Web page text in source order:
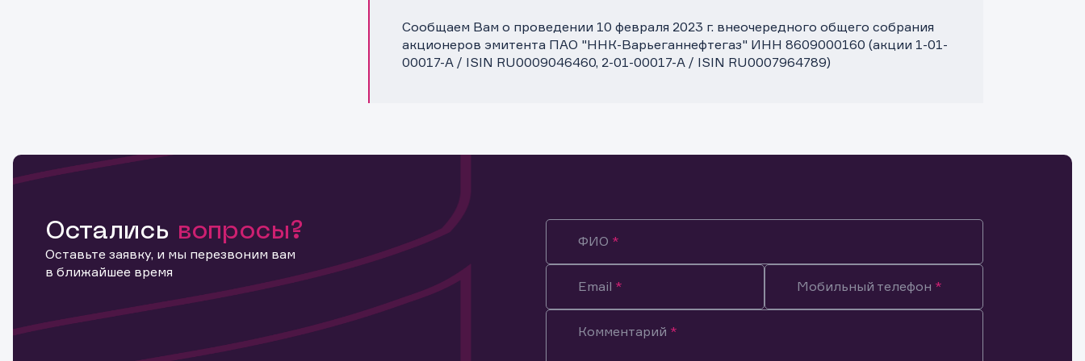
Сообщаем Вам о проведении 10 февраля 2023 г. внеочередного общего собрания
акционеров эмитента ПАО "ННК-Варьеганнефтегаз" ИНН 8609000160 (акции 1-01-
00017-A / ISIN RU0009046460, 2-01-00017-A / ISIN RU0007964789)
Остались вопросы?
Оставьте заявку, и мы перезвоним вам
в ближайшее время
ФИО
Email Мобильный телефон
Комментарий